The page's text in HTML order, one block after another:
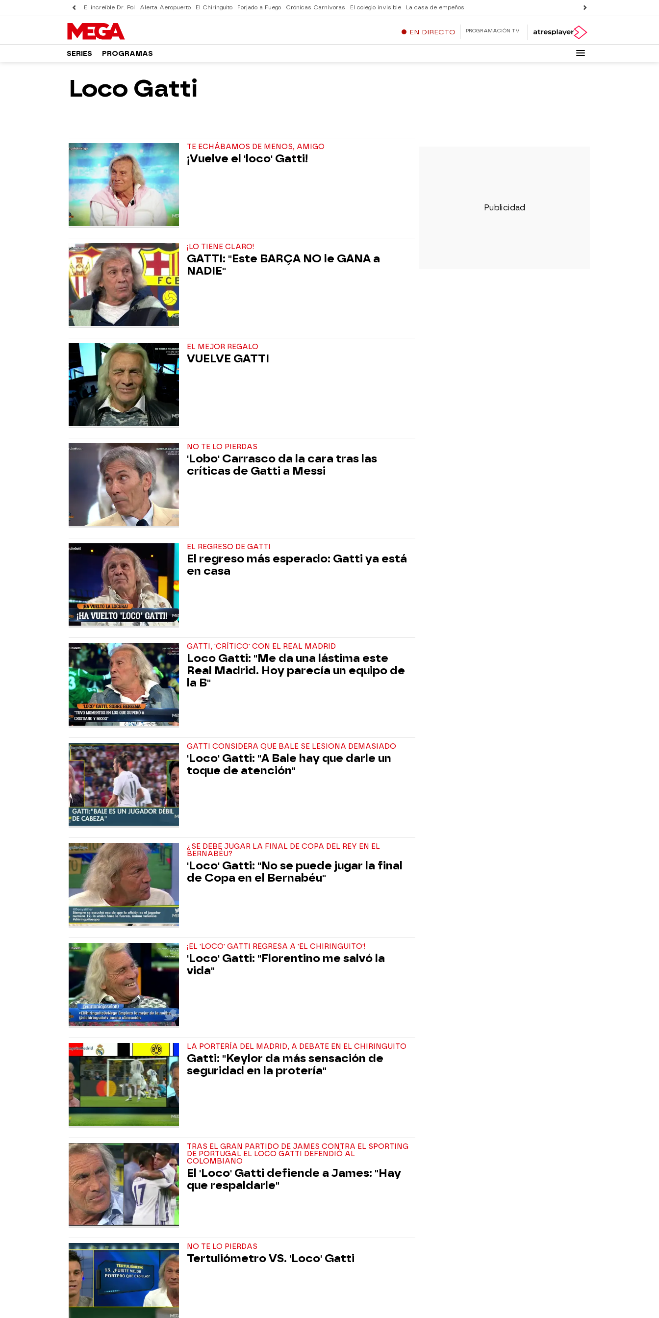
El increíble Dr. Pol Alerta Aeropuerto El Chiringuito Forjado a Fuego Crónicas Carnívoras El colegio invisible La casa de empeños
EN DIRECTO PROGRAMACIÓN TV
SERIES PROGRAMAS
Loco Gatti
TE ECHÁBAMOS DE MENOS, AMIGO
¡Vuelve el 'loco' Gatti!
¡LO TIENE CLARO!
GATTI: "Este BARÇA NO le GANA a
NADIE"
EL MEJOR REGALO
VUELVE GATTI
NO TE LO PIERDAS
'Lobo' Carrasco da la cara tras las
críticas de Gatti a Messi
EL REGRESO DE GATTI
El regreso más esperado: Gatti ya está
en casa
GATTI, 'CRÍTICO' CON EL REAL MADRID
Loco Gatti: "Me da una lástima este
Real Madrid. Hoy parecía un equipo de
la B"
GATTI CONSIDERA QUE BALE SE LESIONA DEMASIADO
'Loco' Gatti: "A Bale hay que darle un
toque de atención"
¿SE DEBE JUGAR LA FINAL DE COPA DEL REY EN EL
BERNABÉU?
'Loco' Gatti: "No se puede jugar la final
de Copa en el Bernabéu"
¡EL 'LOCO' GATTI REGRESA A 'EL CHIRINGUITO'!
'Loco' Gatti: "Florentino me salvó la
vida"
LA PORTERÍA DEL MADRID, A DEBATE EN EL CHIRINGUITO
Gatti: "Keylor da más sensación de
seguridad en la protería"
TRAS EL GRAN PARTIDO DE JAMES CONTRA EL SPORTING
DE PORTUGAL EL LOCO GATTI DEFENDIÓ AL
COLOMBIANO
El 'Loco' Gatti defiende a James: "Hay
que respaldarle"
NO TE LO PIERDAS
Tertuliómetro VS. 'Loco' Gatti